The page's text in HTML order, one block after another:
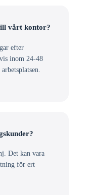
vårt kontor?
efter
inom 24-48
Det kan vara
för ert